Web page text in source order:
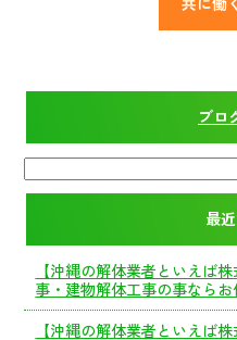
ブロ
最
【沖縄の解体業者といえば
事・建物解体工事の事ならお
【沖縄の解体業者といえば